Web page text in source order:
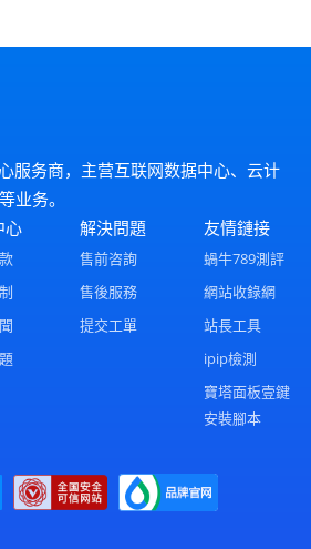
服务商，主营互联网数据中心、云计
业务。
心 解決問題
售前咨詢
售後服務
提交工單
友情鏈接
蝸牛789測評
網站收錄網
站長工具
ipip檢測
寶塔面板壹鍵
安裝腳本